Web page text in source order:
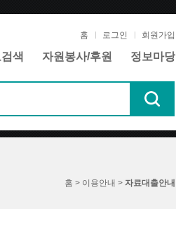
홈 로그인 회원가입
색 자원봉사/후원 정보마당
홈 > 이용안내 > 자료대출안내